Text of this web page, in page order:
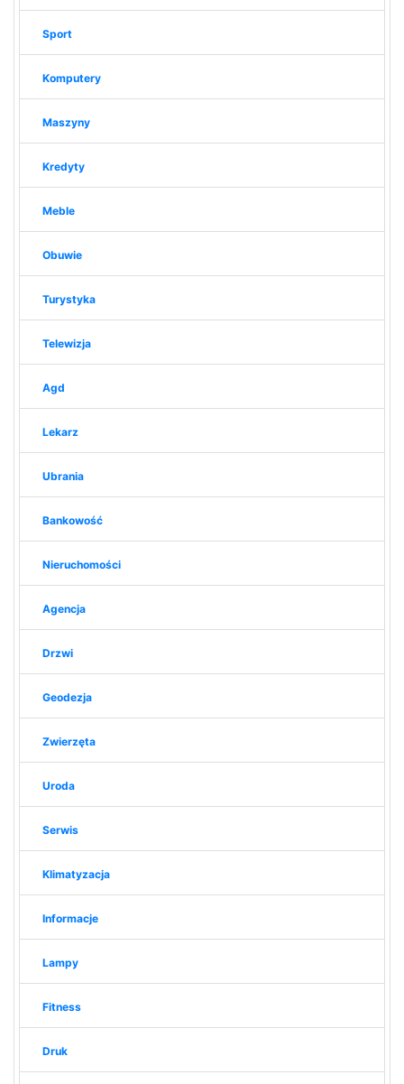
Sport
Komputery
Maszyny
Kredyty
Meble
Obuwie
Turystyka
Telewizja
Agd
Lekarz
Ubrania
Bankowość
Nieruchomości
Agencja
Drzwi
Geodezja
Zwierzęta
Uroda
Serwis
Klimatyzacja
Informacje
Lampy
Fitness
Druk